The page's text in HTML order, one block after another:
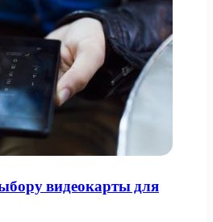
видеокарты для